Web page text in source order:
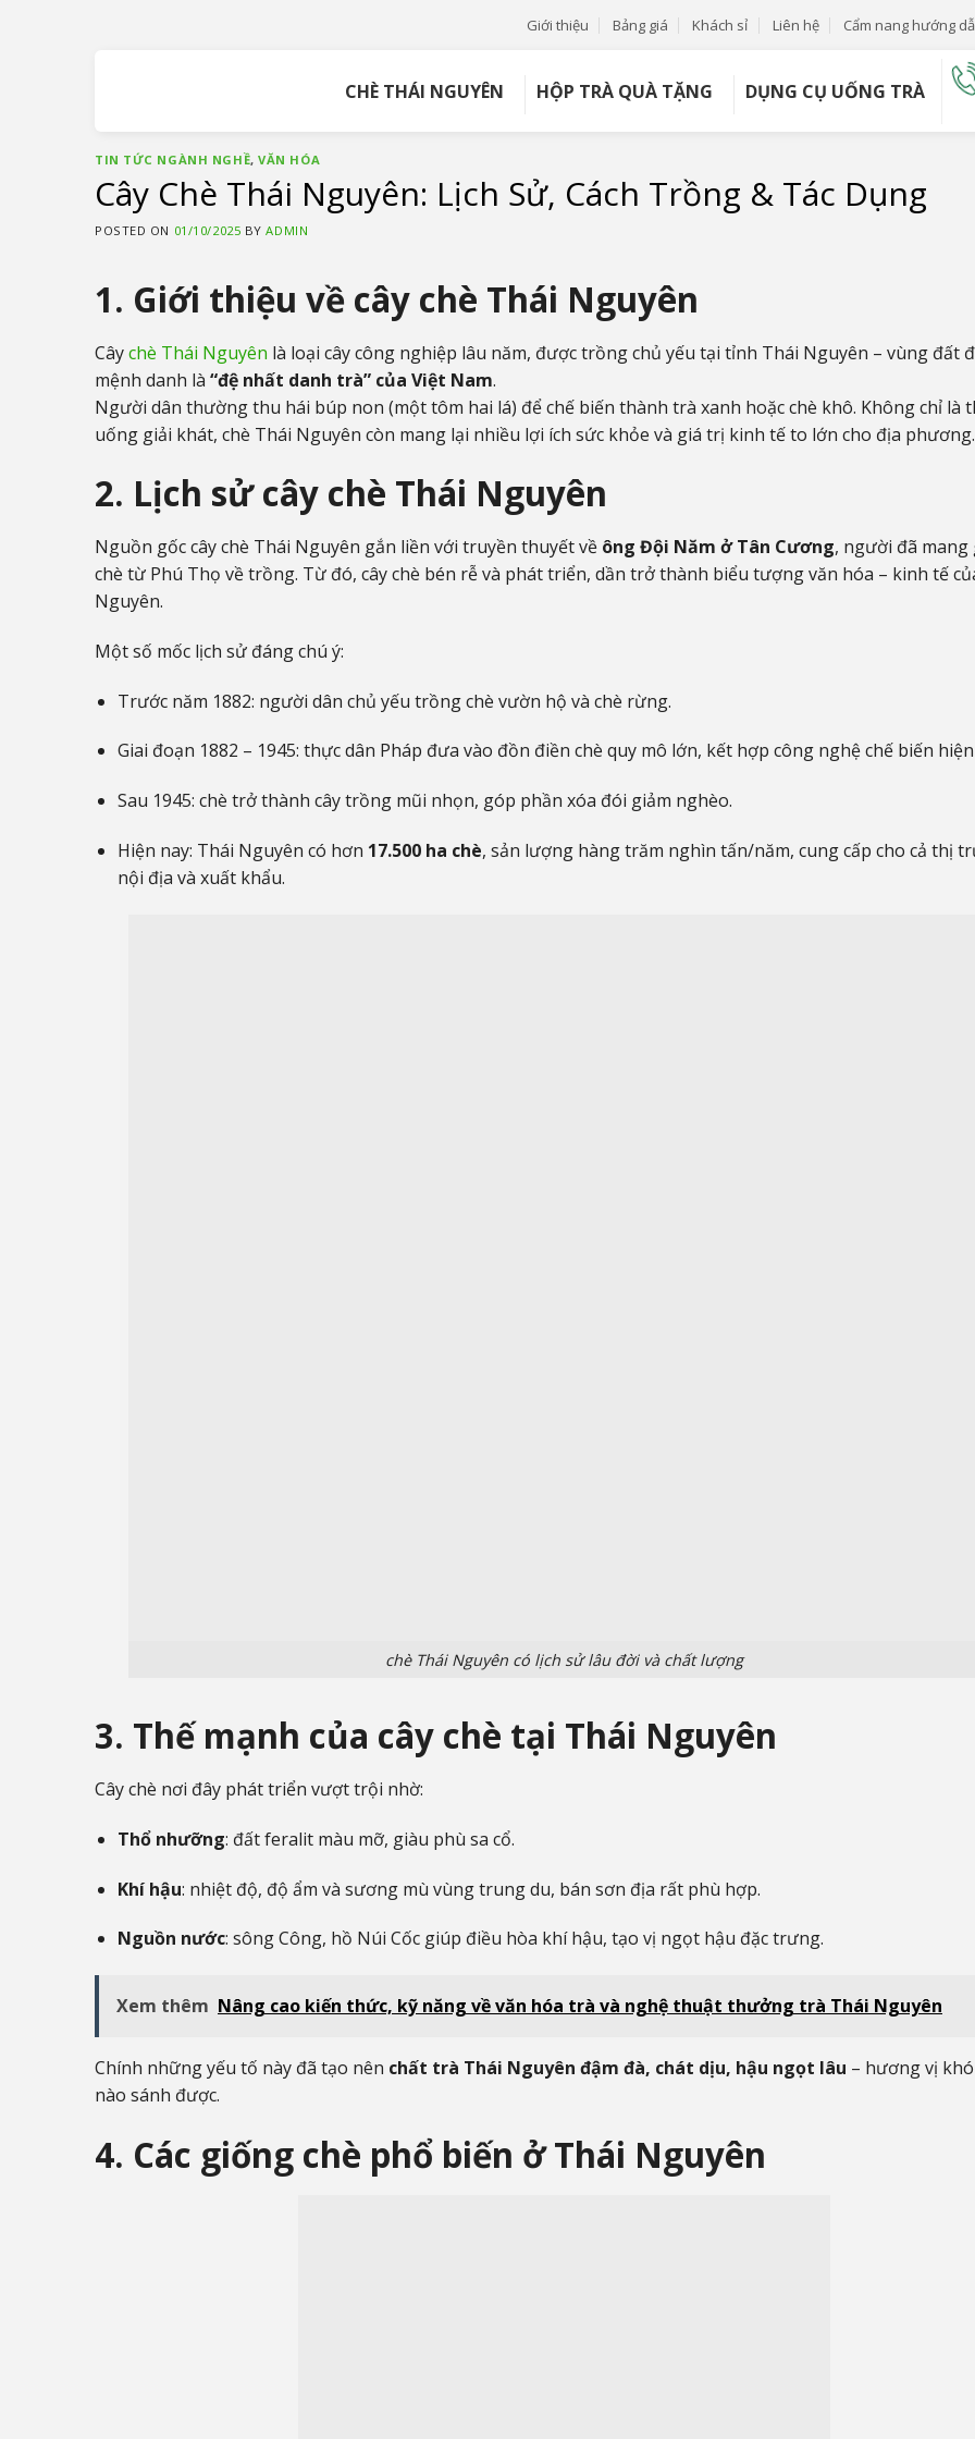
Giới thiệu Bảng giá Khách sỉ Liên hệ Cẩm nang hướng
CHÈ THÁI NGUYÊN HỘP TRÀ QUÀ TẶNG DỤNG CỤ UỐNG TRÀ
TIN TỨC NGÀNH NGHỀ,VĂN HÓA
Cây Chè Thái Nguyên: Lịch Sử, Cách Trồng & Tác Dụng
POSTED ON 01/10/2025 BYADMIN
1. Giới thiệu về cây chè Thái Nguyên
Câychè Thái Nguyên là loại cây công nghiệp lâu năm, được trồng chủ yếu tại tỉnh Thái Nguyên – vùng đất
mệnh danh là “đệ nhất danh trà” của Việt Nam.
Người dân thường thu hái búp non (một tôm hai lá) để chế biến thành trà xanh hoặc chè khô. Không chỉ là
uống giải khát, chè Thái Nguyên còn mang lại nhiều lợi ích sức khỏe và giá trị kinh tế to lớn cho địa phương.
2. Lịch sử cây chè Thái Nguyên
Nguồn gốc cây chè Thái Nguyên gắn liền với truyền thuyết về ông Đội Năm ở Tân Cương, người đã mang
chè từ Phú Thọ về trồng. Từ đó, cây chè bén rễ và phát triển, dần trở thành biểu tượng văn hóa – kinh tế
Nguyên.
Một số mốc lịch sử đáng chú ý:
Trước năm 1882: người dân chủ yếu trồng chè vườn hộ và chè rừng.
Giai đoạn 1882 – 1945: thực dân Pháp đưa vào đồn điền chè quy mô lớn, kết hợp công nghệ chế biến
Sau 1945: chè trở thành cây trồng mũi nhọn, góp phần xóa đói giảm nghèo.
Hiện nay: Thái Nguyên có hơn 17.500 ha chè, sản lượng hàng trăm nghìn tấn/năm, cung cấp cho cả thị
nội địa và xuất khẩu.
chè Thái Nguyên có lịch sử lâu đời và chất lượng
3. Thế mạnh của cây chè tại Thái Nguyên
Cây chè nơi đây phát triển vượt trội nhờ:
Thổ nhưỡng: đất feralit màu mỡ, giàu phù sa cổ.
Khí hậu: nhiệt độ, độ ẩm và sương mù vùng trung du, bán sơn địa rất phù hợp.
Nguồn nước: sông Công, hồ Núi Cốc giúp điều hòa khí hậu, tạo vị ngọt hậu đặc trưng.
Xem thêm Nâng cao kiến thức, kỹ năng về văn hóa trà và nghệ thuật thưởng trà Thái Nguyên
Chính những yếu tố này đã tạo nên chất trà Thái Nguyên đậm đà, chát dịu, hậu ngọt lâu – hương vị
nào sánh được.
4. Các giống chè phổ biến ở Thái Nguyên